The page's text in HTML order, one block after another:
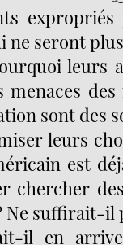
expropriés
ne seront
leurs
menaces
sont des
leurs
est
chercher
suffirait-il
il en